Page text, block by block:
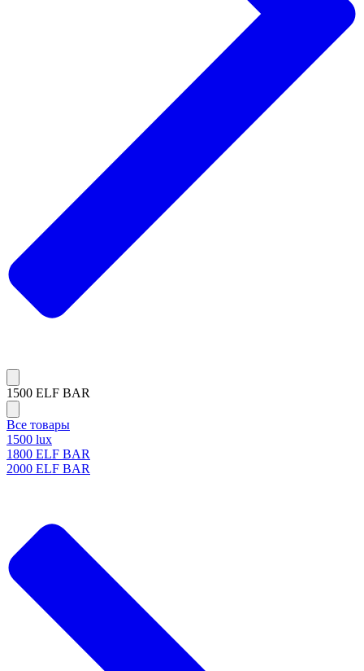
1500 ELF BAR
Все товары
1500 lux
1800 ELF BAR
2000 ELF BAR